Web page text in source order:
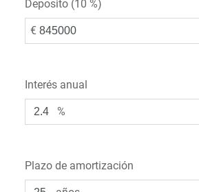
Deposito (10 %)
€
Interés anual
%
Plazo de amortización